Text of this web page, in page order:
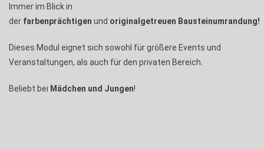
Immer im Blick in
der farbenprächtigen und originalgetreuen Bausteinumrandung!
Dieses Modul eignet sich sowohl für größere Events und
Veranstaltungen, als auch für den privaten Bereich.
Beliebt bei Mädchen und Jungen!